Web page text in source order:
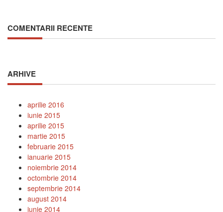
COMENTARII RECENTE
ARHIVE
aprilie 2016
iunie 2015
aprilie 2015
martie 2015
februarie 2015
ianuarie 2015
noiembrie 2014
octombrie 2014
septembrie 2014
august 2014
iunie 2014